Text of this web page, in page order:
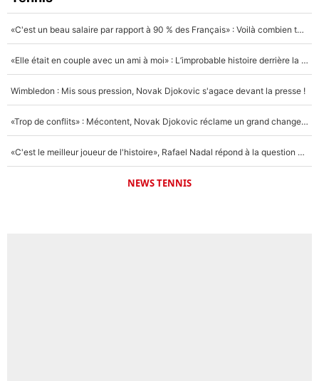
«C'est un beau salaire par rapport à 90 % des Français» : Voilà combien touchait Nelson Monfort sur France Télévisions avant de rejoindre CNews
«Elle était en couple avec un ami à moi» : L’improbable histoire derrière la «seule relation longue» de Novak Djokovic
Wimbledon : Mis sous pression, Novak Djokovic s'agace devant la presse !
«Trop de conflits» : Mécontent, Novak Djokovic réclame un grand changement !
«C'est le meilleur joueur de l'histoire», Rafael Nadal répond à la question que tout le monde se pose !
NEWS TENNIS